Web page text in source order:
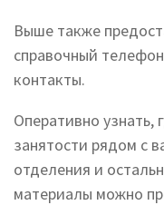
Выше также
справочный
контакты.
Оперативно узнать,
занятости рядом с
отделения и
материалы можно